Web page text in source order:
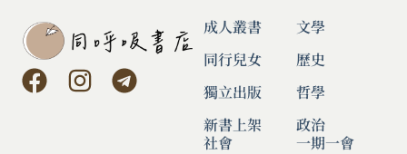
成人叢書
同行兒女
獨立出版
新書上架
文學
歷史
哲學
政治
社會
一期一會